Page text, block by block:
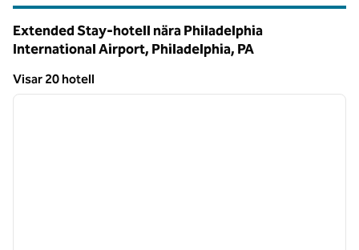
Extended Stay-hotell nära Philadelphia
International Airport, Philadelphia, PA
Visar 20 hotell
Visar 20 hotell
1 av 12
nästa